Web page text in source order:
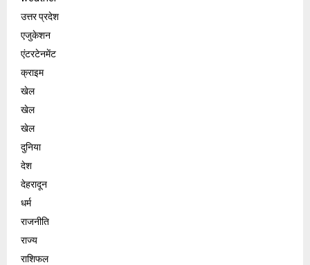
उत्तर प्रदेश
एजुकेशन
एंटरटेनमेंट
क्राइम
खेल
खेल
खेल
दुनिया
देश
देहरादून
धर्म
राजनीति
राज्य
राशिफल